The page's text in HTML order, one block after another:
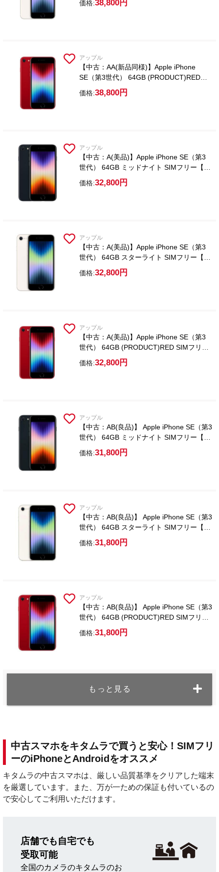
価格:38,800円
アップル
【中古：AA(新品同様)】Apple iPhone
SE（第3世代） 64GB (PRODUCT)RED
SIMフリー【ガラスフィルム付属】
価格:38,800円
アップル
【中古：A(美品)】Apple iPhone SE（第3
世代） 64GB ミッドナイト SIMフリー【ガ
ラスフィルム付属】
価格:32,800円
アップル
【中古：A(美品)】Apple iPhone SE（第3
世代） 64GB スターライト SIMフリー【ガ
ラスフィルム付属】
価格:32,800円
アップル
【中古：A(美品)】Apple iPhone SE（第3
世代） 64GB (PRODUCT)RED SIMフリー
【ガラスフィルム付属】
価格:32,800円
アップル
【中古：AB(良品)】 Apple iPhone SE（第3
世代） 64GB ミッドナイト SIMフリー【ガ
ラスフィルム付属】
価格:31,800円
アップル
【中古：AB(良品)】 Apple iPhone SE（第3
世代） 64GB スターライト SIMフリー【ガ
ラスフィルム付属】
価格:31,800円
アップル
【中古：AB(良品)】 Apple iPhone SE（第3
世代） 64GB (PRODUCT)RED SIMフリー
【ガラスフィルム付属】
価格:31,800円
もっと見る
中古スマホをキタムラで買うと安心！SIMフリ
ーのiPhoneとAndroidをオススメ
キタムラの中古スマホは、厳しい品質基準をクリアした端末
を厳選しています。また、万が一ための保証も付いているの
で安心してご利用いただけます。
店舗でも自宅でも
受取可能
全国のカメラのキタムラのお